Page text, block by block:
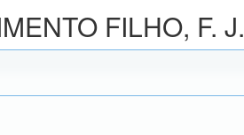
FILHO, F. J.